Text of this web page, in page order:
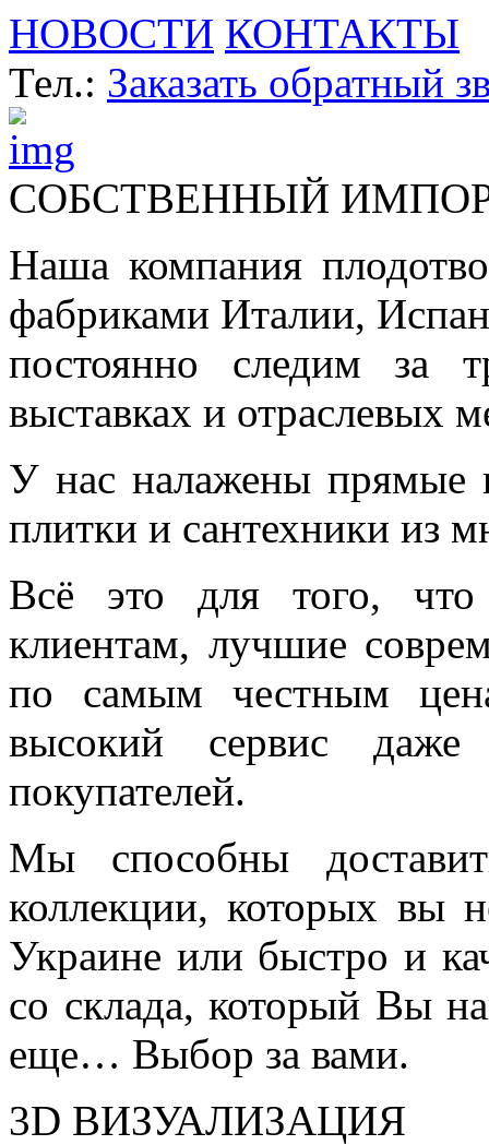
НОВОСТИ КОНТАКТЫ
Тел.: Заказать обратный
СОБСТВЕННЫЙ
Наша компания
фабриками Италии,
постоянно следим за
выставках и отраслевых
У нас налажены прямые
плитки и сантехники из
Всё это для того,
клиентам, лучшие
по самым честным
высокий сервис даже
покупателей.
Мы способны
коллекции, которых вы
Украине или быстро и
со склада, который Вы
еще… Выбор за вами.
3D ВИЗУАЛИЗАЦИЯ